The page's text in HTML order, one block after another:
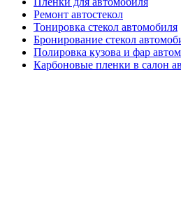
Ремонт автостекол
Тонировка стекол автомобиля
Бронирование стекол
Полировка кузова и фар
Карбоновые пленки в салон